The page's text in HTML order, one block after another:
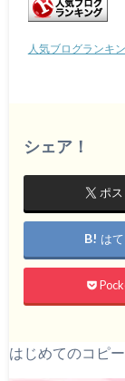
人気ブログランキ
シェア！
ポス
は
はじめてのコピ